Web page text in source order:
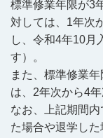
標準修業年限が3
対しては、1年次
し、令和4年10月
す）。
また、標準修業
は、2年次から4
なお、上記期間
た場合や退学し